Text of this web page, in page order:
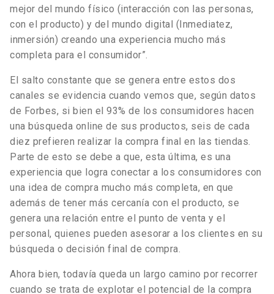
mejor del mundo físico (interacción con las personas,
con el producto) y del mundo digital (Inmediatez,
inmersión) creando una experiencia mucho más
completa para el consumidor”.
El salto constante que se genera entre estos dos
canales se evidencia cuando vemos que, según datos
de Forbes, si bien el 93% de los consumidores hacen
una búsqueda online de sus productos, seis de cada
diez prefieren realizar la compra final en las tiendas.
Parte de esto se debe a que, esta última, es una
experiencia que logra conectar a los consumidores con
una idea de compra mucho más completa, en que
además de tener más cercanía con el producto, se
genera una relación entre el punto de venta y el
personal, quienes pueden asesorar a los clientes en su
búsqueda o decisión final de compra.
Ahora bien, todavía queda un largo camino por recorrer
cuando se trata de explotar el potencial de la compra